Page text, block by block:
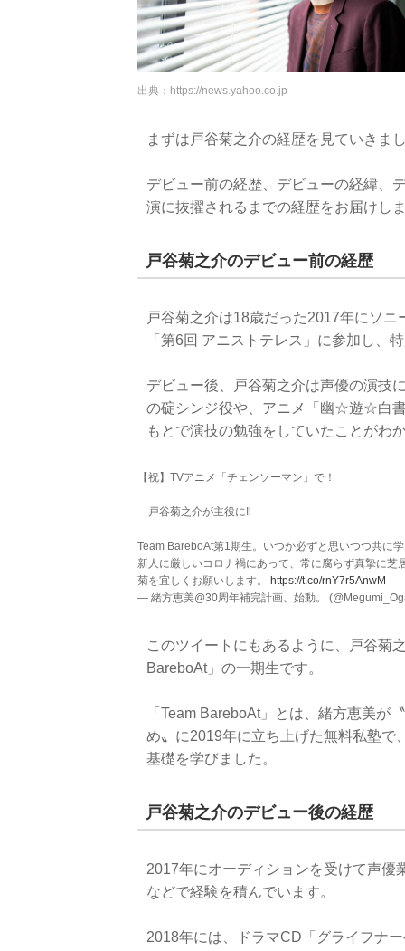
出典： https://news.yahoo.co.jp
まずは戸谷菊之介の経歴を見ていきま
デビュー前の経歴、デビューの経緯、
演に抜擢されるまでの経歴をお届けし
戸谷菊之介のデビュー前の経歴
戸谷菊之介は18歳だった2017年にソ
「第6回 アニストテレス」に参加し、
デビュー後、戸谷菊之介は声優の演技
の碇シンジ役や、アニメ「幽☆遊☆白
もとで演技の勉強をしていたことがわ
【祝】TVアニメ「チェンソーマン」で！
戸谷菊之介が主役に‼️
Team BareboAt第1期生。いつか必ずと思いつつ共に
新人に厳しいコロナ禍にあって、常に腐らず真摯に
菊を宜しくお願いします。
https://t.co/rnY7r5AnwM
— 緒方恵美@30周年補完計画、始動。
このツイートにもあるように、戸谷菊
BareboAt」の一期生です。
「Team BareboAt」とは、緒方恵美が
め〟に2019年に立ち上げた無料私塾で
基礎を学びました。
戸谷菊之介のデビュー後の経歴
2017年にオーディションを受けて声
などで経験を積んでいます。
2018年には、ドラマCD「グライフナ